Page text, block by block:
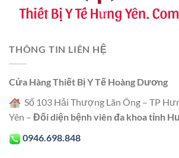
THÔNG TIN LIÊN HỆ
Cửa Hàng Thiết Bị Y Tế Hoàng Dương
Số 103 Hải Thượng Lãn Ông – TP
Yên – Đối diện bệnh viên đa khoa tỉnh
0946.698.848